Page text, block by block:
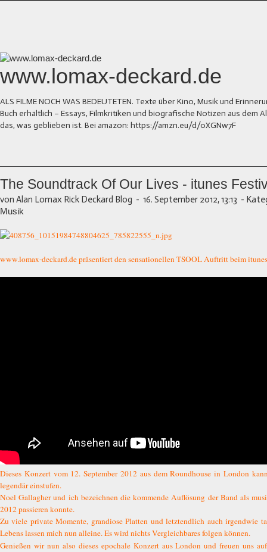
www.lomax-deckard.de
ALS FILME NOCH WAS BEDEUTETEN. Texte über Kino, Musik und
Buch erhältlich – Essays, Filmkritiken und biografische Notizen aus dem
das, was geblieben ist. Bei amazon: https://amzn.eu/d/0XGNw7F
The Soundtrack Of Our Lives - itunes
von Alan Lomax Rick Deckard Blog - 16. September 2012, 13:13 -
Musik
www.lomax-deckard.de präsentiert den sensationellen TSOOL Auftritt beim
Dieses Konzert vom 12. September 2012 aus dem Roundhouse in London
legendär einstufen.
Noel Gallagher und ich bezeichnen die kommende Auflösung der Band als
2012 passieren konnte.
Zu viele private Momente, grandiose Platten und letztendlich auch irgendwie
Lebens lassen mich nun alleine. Es wird nichts Vergleichbares folgen können.
Genießen wir nun also dieses epochale Konzert aus London und freuen uns